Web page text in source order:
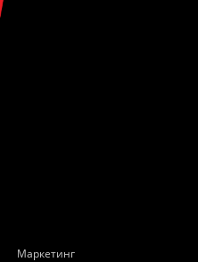
Маркетинг